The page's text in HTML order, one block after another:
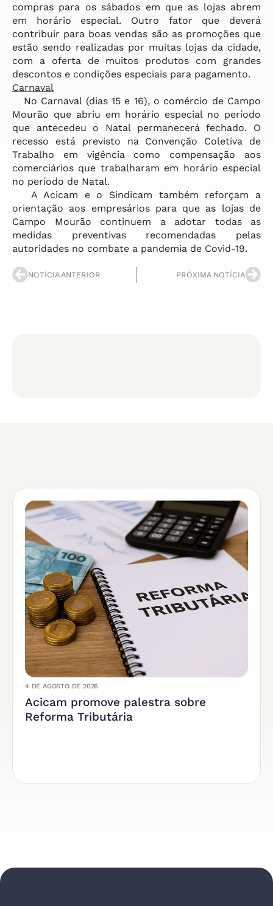
compras para os sábados em que as lojas abrem
em horário especial. Outro fator que deverá
contribuir para boas vendas são as promoções que
estão sendo realizadas por muitas lojas da cidade,
com a oferta de muitos produtos com grandes
descontos e condições especiais para pagamento.
Carnaval
No Carnaval (dias 15 e 16), o comércio de Campo
Mourão que abriu em horário especial no período
que antecedeu o Natal permanecerá fechado. O
recesso está previsto na Convenção Coletiva de
Trabalho em vigência como compensação aos
comerciários que trabalharam em horário especial
no período de Natal.
A Acicam e o Sindicam também reforçam a
orientação aos empresários para que as lojas de
Campo Mourão continuem a adotar todas as
medidas preventivas recomendadas pelas
autoridades no combate a pandemia de Covid-19.
NOTÍCIA ANTERIOR PRÓXIMA NOTÍCIA
4 DE AGOSTO DE 2026
Acicam promove palestra sobre
Reforma Tributária